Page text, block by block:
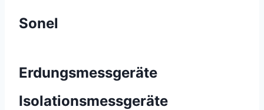
Sonel
Erdungsmessgeräte
Isolationsmessgeräte